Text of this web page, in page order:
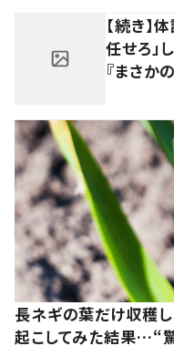
【続き】
任せろ」
『まさか
長ネギの葉だけ収穫
起こしてみた結果…“